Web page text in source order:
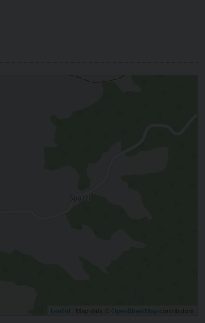
Leaflet | Map data © OpenStreetMap contributors